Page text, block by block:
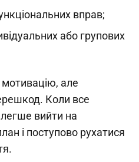
вправ;
або групових
мотивацію, але
Коли все
вийти на
і поступово рухатися